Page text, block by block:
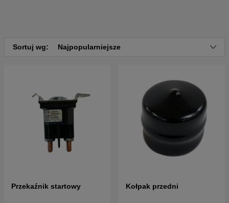
Sortuj wg: Najpopularniejsze
Przekaźnik startowy Kołpak przedni